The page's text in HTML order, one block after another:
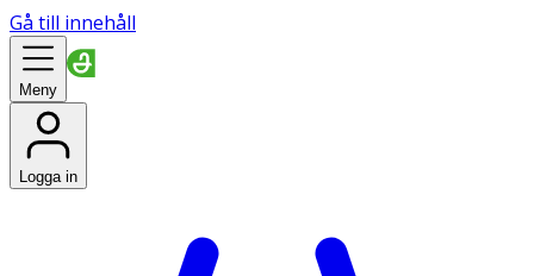
Gå till innehåll
Meny
Logga in